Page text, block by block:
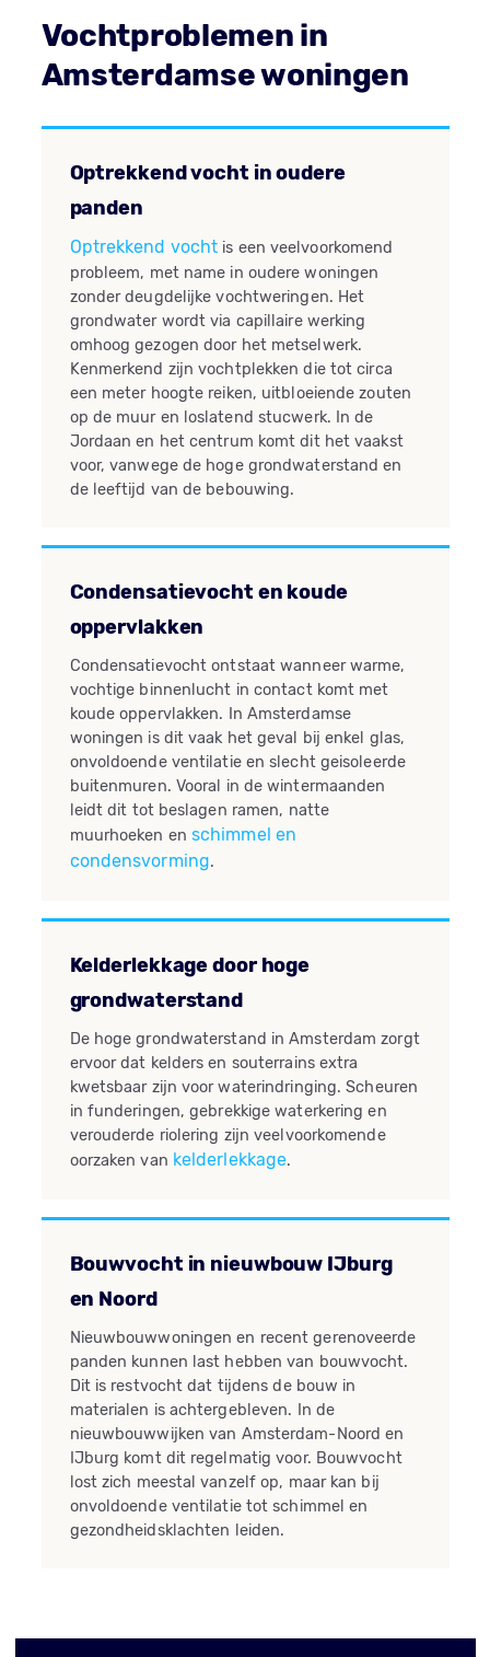
Vochtproblemen in
Amsterdamse woningen
Optrekkend vocht in oudere
panden
Optrekkend vocht is een veelvoorkomend
probleem, met name in oudere woningen
zonder deugdelijke vochtweringen. Het
grondwater wordt via capillaire werking
omhoog gezogen door het metselwerk.
Kenmerkend zijn vochtplekken die tot circa
een meter hoogte reiken, uitbloeiende zouten
op de muur en loslatend stucwerk. In de
Jordaan en het centrum komt dit het vaakst
voor, vanwege de hoge grondwaterstand en
de leeftijd van de bebouwing.
Condensatievocht en koude
oppervlakken
Condensatievocht ontstaat wanneer warme,
vochtige binnenlucht in contact komt met
koude oppervlakken. In Amsterdamse
woningen is dit vaak het geval bij enkel glas,
onvoldoende ventilatie en slecht geisoleerde
buitenmuren. Vooral in de wintermaanden
leidt dit tot beslagen ramen, natte
muurhoeken en schimmel en
condensvorming.
Kelderlekkage door hoge
grondwaterstand
De hoge grondwaterstand in Amsterdam zorgt
ervoor dat kelders en souterrains extra
kwetsbaar zijn voor waterindringing. Scheuren
in funderingen, gebrekkige waterkering en
verouderde riolering zijn veelvoorkomende
oorzaken van kelderlekkage.
Bouwvocht in nieuwbouw IJburg
en Noord
Nieuwbouwwoningen en recent gerenoveerde
panden kunnen last hebben van bouwvocht.
Dit is restvocht dat tijdens de bouw in
materialen is achtergebleven. In de
nieuwbouwwijken van Amsterdam-Noord en
IJburg komt dit regelmatig voor. Bouwvocht
lost zich meestal vanzelf op, maar kan bij
onvoldoende ventilatie tot schimmel en
gezondheidsklachten leiden.